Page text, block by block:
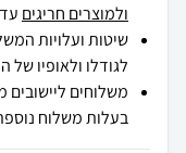
ולמוצרים חריגים עד 21 ימי עסקים .
שיטות ועלויות
לגודלו ולאופיו של
משלוחים ליישובים
בעלות משלוח